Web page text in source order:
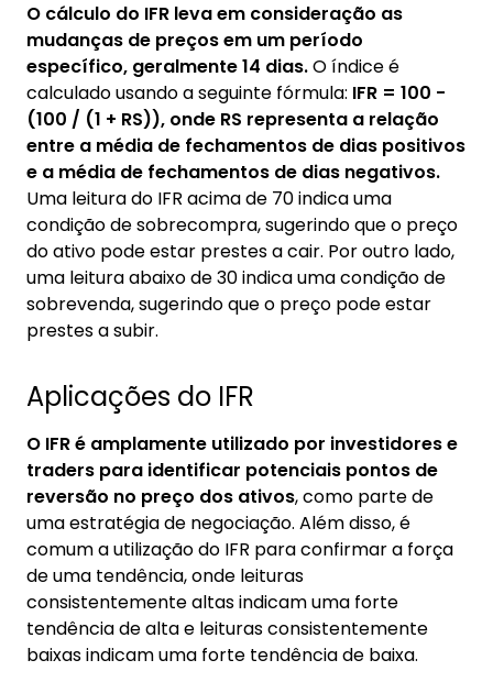
O cálculo do IFR leva em consideração as
mudanças de preços em um período
específico, geralmente 14 dias.O índice é
calculado usando a seguinte fórmula: IFR = 100 -
(100 / (1 + RS)), onde RS representa a relação
entre a média de fechamentos de dias positivos
e a média de fechamentos de dias negativos.
Uma leitura do IFR acima de 70 indica uma
condição de sobrecompra, sugerindo que o preço
do ativo pode estar prestes a cair. Por outro lado,
uma leitura abaixo de 30 indica uma condição de
sobrevenda, sugerindo que o preço pode estar
prestes a subir.
Aplicações do IFR
O IFR é amplamente utilizado por investidores e
traders para identificar potenciais pontos de
reversão no preço dos ativos, como parte de
uma estratégia de negociação. Além disso, é
comum a utilização do IFR para confirmar a força
de uma tendência, onde leituras
consistentemente altas indicam uma forte
tendência de alta e leituras consistentemente
baixas indicam uma forte tendência de baixa.